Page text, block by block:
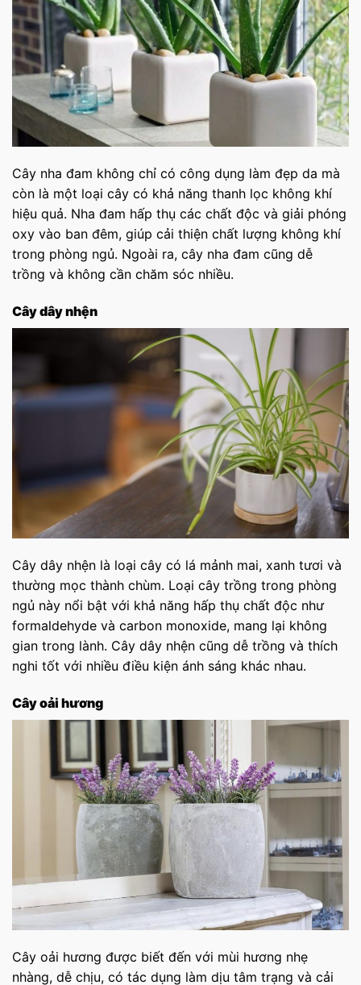
Cây nha đam không chỉ có công dụng làm đẹp da mà
còn là một loại cây có khả năng thanh lọc không khí
hiệu quả. Nha đam hấp thụ các chất độc và giải phóng
oxy vào ban đêm, giúp cải thiện chất lượng không khí
trong phòng ngủ. Ngoài ra, cây nha đam cũng dễ
trồng và không cần chăm sóc nhiều.
Cây dây nhện
Cây dây nhện là loại cây có lá mảnh mai, xanh tươi và
thường mọc thành chùm. Loại cây trồng trong phòng
ngủ này nổi bật với khả năng hấp thụ chất độc như
formaldehyde và carbon monoxide, mang lại không
gian trong lành. Cây dây nhện cũng dễ trồng và thích
nghi tốt với nhiều điều kiện ánh sáng khác nhau.
Cây oải hương
Cây oải hương được biết đến với mùi hương nhẹ
nhàng, dễ chịu, có tác dụng làm dịu tâm trạng và cải